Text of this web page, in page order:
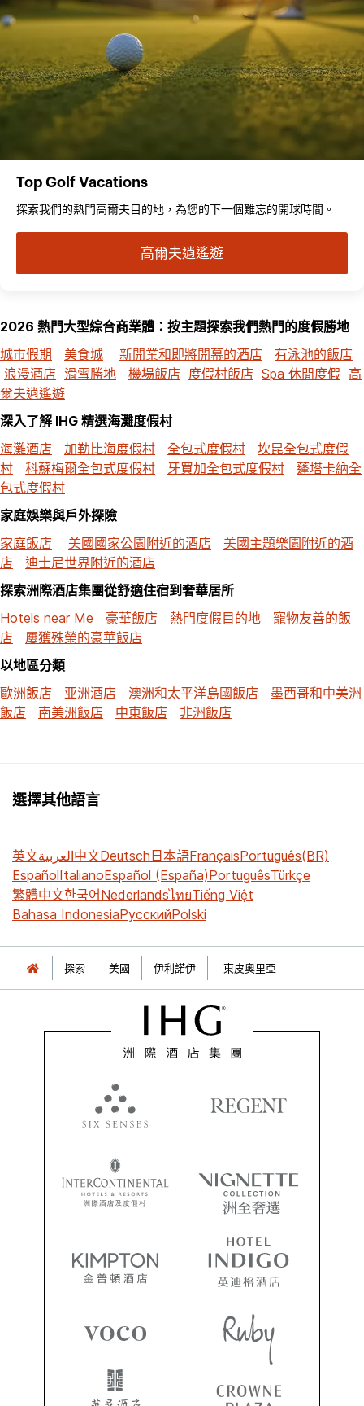
Top Golf Vacations
探索我們的熱門高爾夫目的地，為您的下一個難忘的開球時間。
高爾夫逍遙遊
2026 熱門大型綜合商業體：按主題探索我們熱門的度假勝地
城市假期
美食城 新開業和即將開幕的酒店
有泳池的飯店
浪漫酒店 滑雪勝地 機場飯店 度假村飯店 Spa 休閒度假 高
爾夫逍遙遊
深入了解 IHG 精選海灘度假村
海灘酒店
加勒比海度假村 全包式度假村
坎昆全包式度假
村
科蘇梅爾全包式度假村 牙買加全包式度假村
蓬塔卡納全
包式度假村
家庭娛樂與戶外探險
家庭飯店
美國國家公園附近的酒店
美國主題樂園附近的酒
店
迪士尼世界附近的酒店
探索洲際酒店集團從舒適住宿到奢華居所
Hotels near Me
豪華飯店 熱門度假目的地
寵物友善的飯
店
屢獲殊榮的豪華飯店
以地區分類
歐洲飯店
亚洲酒店 澳洲和太平洋島國飯店
墨西哥和中美洲
飯店
南美洲飯店 中東飯店 非洲飯店
選擇其他語言
英文العربية中文Deutsch日本語FrançaisPortuguês(BR)
EspañolItalianoEspañol (España)PortuguêsTürkçe
繁體中文한국어NederlandsไทยTiếng Việt
Bahasa IndonesiaРусскийPolski
探索 美國 伊利諾伊 東皮奧里亞